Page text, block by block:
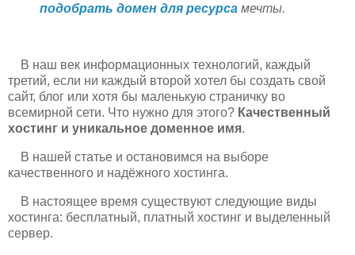
подобрать домен для ресурса мечты.
В наш век информационных технологий, каждый
третий, если ни каждый второй хотел бы создать свой
сайт, блог или хотя бы маленькую страничку во
всемирной сети. Что нужно для этого? Качественный
хостинг и уникальное доменное имя.
В нашей статье и остановимся на выборе
качественного и надёжного хостинга.
В настоящее время существуют следующие виды
хостинга: бесплатный, платный хостинг и выделенный
сервер.